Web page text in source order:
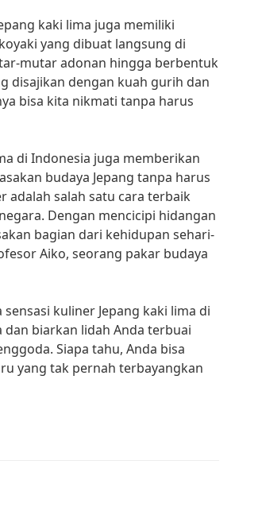
kaki lima juga memiliki
yang dibuat langsung di
mutar adonan hingga berbentuk
disajikan dengan kuah gurih dan
bisa kita nikmati tanpa harus
di Indonesia juga memberikan
budaya Jepang tanpa harus
adalah salah satu cara terbaik
Dengan mencicipi hidangan
bagian dari kehidupan sehari-
Aiko, seorang pakar budaya
kuliner Jepang kaki lima di
dan biarkan lidah Anda terbuai
Siapa tahu, Anda bisa
yang tak pernah terbayangkan